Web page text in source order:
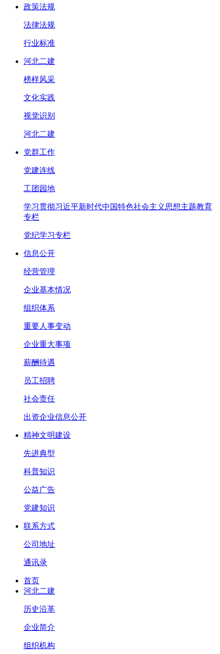
政策法规
法律法规
行业标准
河北二建
榜样风采
文化实践
视觉识别
河北二建
党群工作
党建连线
工团园地
学习贯彻习近平新时代中国特色社会主义思想主题教育
专栏
党纪学习专栏
信息公开
经营管理
企业基本情况
组织体系
重要人事变动
企业重大事项
薪酬待遇
员工招聘
社会责任
出资企业信息公开
精神文明建设
先进典型
科普知识
公益广告
党建知识
联系方式
公司地址
通讯录
首页
河北二建
历史沿革
企业简介
组织机构